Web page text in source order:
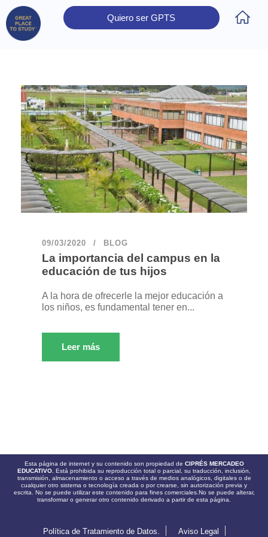
Quiero ser GPTS
09/03/2020 BLOG
La importancia del campus en la
educación de tus hijos
A la hora de ofrecerle la mejor educación a
los niños, es fundamental tener en...
Leer más
Esta página de internet y su contenido son propiedad de CIPRÉS MERCADEO
EDUCATIVO. Está prohibida su reproducción total o parcial, su traducción, inclusión,
transmisión, almacenamiento o acceso a través de medios analógicos, digitales o de
cualquier otro sistema o tecnología creada o por crearse, sin autorización previa y
escrita. No se puede utilizar este contenido para fines comerciales.No se puede alterar,
transformar o generar otro contenido derivado a partir de esta página.
Política de Tratamiento de Datos. Aviso Legal